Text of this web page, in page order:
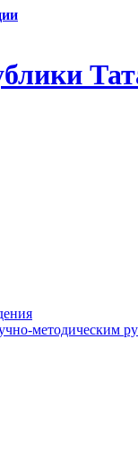
методическим